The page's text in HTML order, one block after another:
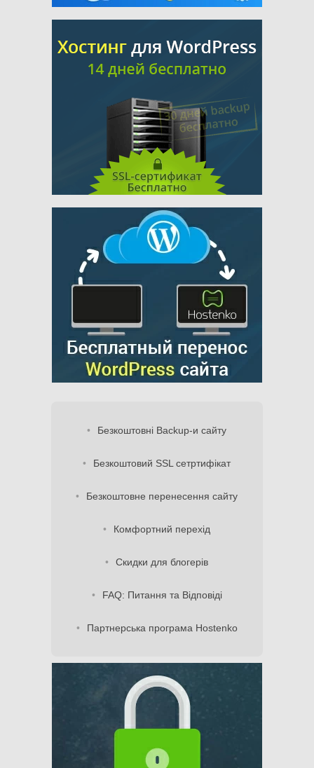
Безкоштовні Backup-и сайту
Безкоштовий SSL сетртифікат
Безкоштовне перенесення сайту
Комфортний перехід
Скидки для блогерів
FAQ: Питання та Відповіді
Партнерська програма Hostenko